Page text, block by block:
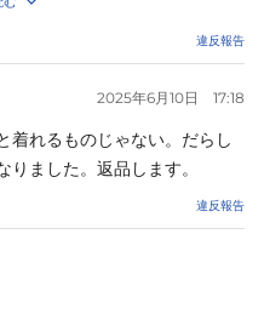
違反報告
2025年6月10日 17:18
着れるものじゃない。だらし
ました。返品します。
違反報告